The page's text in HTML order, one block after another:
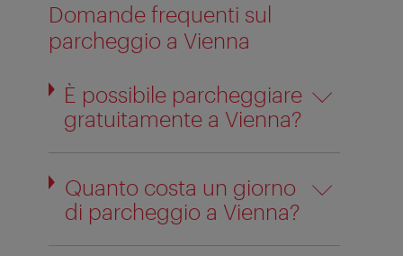
Domande frequenti sul
parcheggio a Vienna
È possibile parcheggiare
gratuitamente a Vienna?
Quanto costa un giorno
di parcheggio a Vienna?